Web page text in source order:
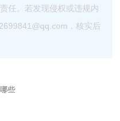
任。若发现侵权或违规内
，核实后
些